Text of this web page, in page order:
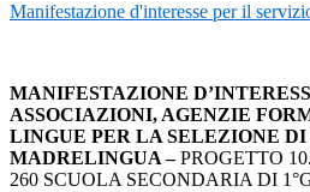
Manifestazione d'interesse per il
MANIFESTAZIONE
ASSOCIAZIONI, AGENZIE
LINGUE PER LA SELEZIONE DI
MADRELINGUA –PROGETTO
260 SCUOLA SECONDARIA DI